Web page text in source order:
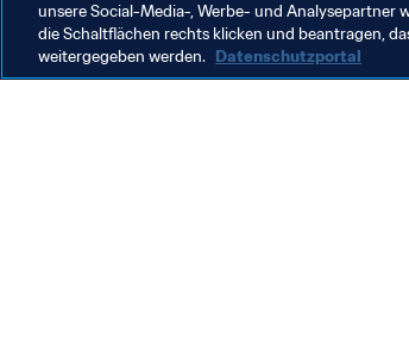
unsere Social-Media-, Werbe- und Analysepartner
die Schaltflächen rechts klicken und beantragen,
weitergegeben werden. Datenschutzportal